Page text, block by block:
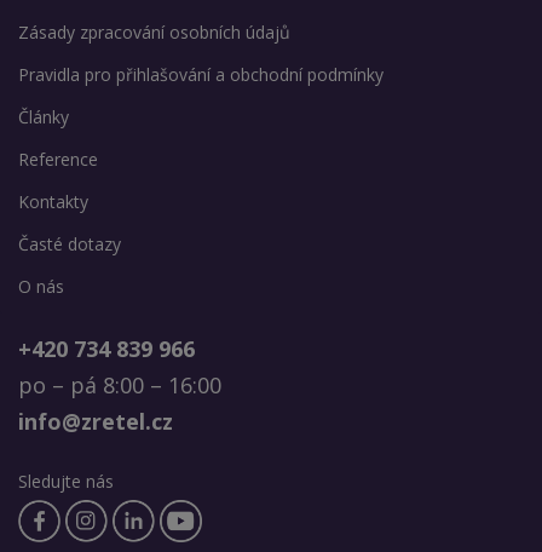
Zásady zpracování osobních údajů
Pravidla pro přihlašování a obchodní podmínky
Články
Reference
Kontakty
Časté dotazy
O nás
+420 734 839 966
po – pá 8:00 – 16:00
info@zretel.cz
Sledujte nás